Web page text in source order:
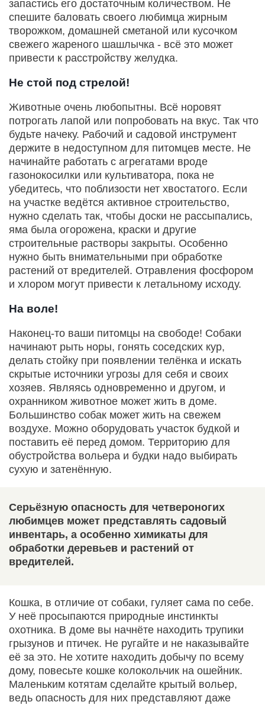
запастись его достаточным количеством. Не
спешите баловать своего любимца жирным
творожком, домашней сметаной или кусочком
свежего жареного шашлычка - всё это может
привести к расстройству желудка.
Не стой под стрелой!
Животные очень любопытны. Всё норовят
потрогать лапой или попробовать на вкус. Так что
будьте начеку. Рабочий и садовой инструмент
держите в недоступном для питомцев месте. Не
начинайте работать с агрегатами вроде
газонокосилки или культиватора, пока не
убедитесь, что поблизости нет хвостатого. Если
на участке ведётся активное строительство,
нужно сделать так, чтобы доски не рассыпались,
яма была огорожена, краски и другие
строительные растворы закрыты. Особенно
нужно быть внимательными при обработке
растений от вредителей. Отравления фосфором
и хлором могут привести к летальному исходу.
На воле!
Наконец-то ваши питомцы на свободе! Собаки
начинают рыть норы, гонять соседских кур,
делать стойку при появлении телёнка и искать
скрытые источники угрозы для себя и своих
хозяев. Являясь одновременно и другом, и
охранником животное может жить в доме.
Большинство собак может жить на свежем
воздухе. Можно оборудовать участок будкой и
поставить её перед домом. Территорию для
обустройства вольера и будки надо выбирать
сухую и затенённую.
Серьёзную опасность для четвероногих
любимцев может представлять садовый
инвентарь, а особенно химикаты для
обработки деревьев и растений от
вредителей.
Кошка, в отличие от собаки, гуляет сама по себе.
У неё просыпаются природные инстинкты
охотника. В доме вы начнёте находить трупики
грызунов и птичек. Не ругайте и не наказывайте
её за это. Не хотите находить добычу по всему
дому, повесьте кошке колокольчик на ошейник.
Маленьким котятам сделайте крытый вольер,
ведь опасность для них представляют даже